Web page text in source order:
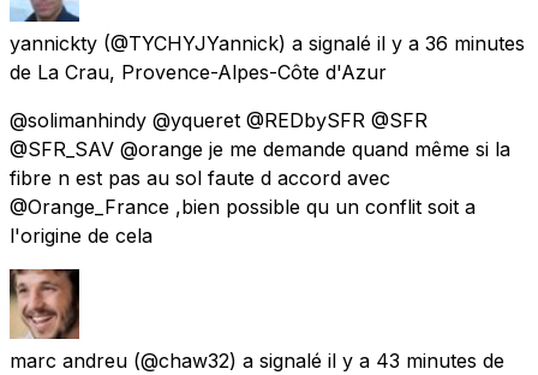
yannickty (@TYCHYJYannick) a signalé il y a 36 minutes
de La Crau, Provence-Alpes-Côte d'Azur
@solimanhindy @yqueret @REDbySFR @SFR
@SFR_SAV @orange je me demande quand même si la
fibre n est pas au sol faute d accord avec
@Orange_France ,bien possible qu un conflit soit a
l'origine de cela
marc andreu (@chaw32) a signalé il y a 43 minutes de